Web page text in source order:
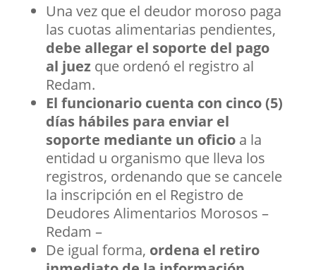
Una vez que el deudor moroso paga
las cuotas alimentarias pendientes,
debe allegar el soporte del pago
al juezque ordenó el registro al
Redam.
El funcionario cuenta con cinco (5)
días hábiles para enviar el
soporte mediante un oficioa la
entidad u organismo que lleva los
registros, ordenando que se cancele
la inscripción en el Registro de
Deudores Alimentarios Morosos –
Redam –
De igual forma, ordena el retiro